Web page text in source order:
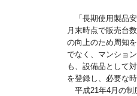
「長期使用製品
月末時点で販売台
の向上のため周知
でなく、マンショ
も、設備品として
を登録し、必要な
平成21年4月の制